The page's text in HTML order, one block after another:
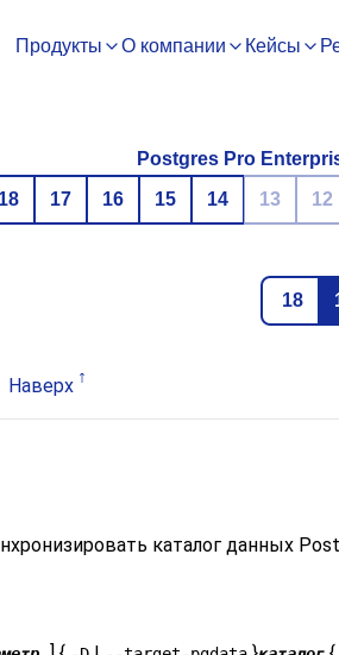
Продукты О компании Кейсы
Postgres Pro
18
17 16 15 14 13 12
18
Наверх
каталог данных